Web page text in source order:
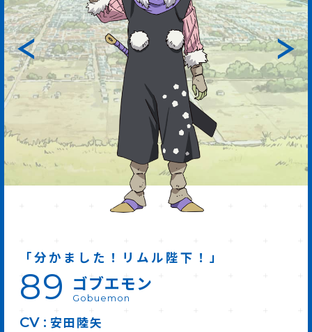
「分かました！リムル陛下！」
89 ゴブエモン
Gobuemon
CV 安田陸矢